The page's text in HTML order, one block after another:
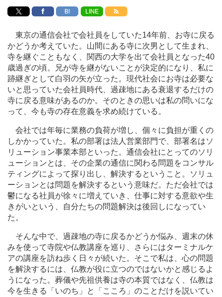
B! LINE
東京の通信会社で会社員をしていた14年前、お寺に戻る
かどうか考えていた。山間にある寺に次男として生まれ、
寺を継ぐこともなく、関西の大学を出て会社員となった40
歳過ぎの頃。兄が寺を継がないことが決定的になり、私に
跡継ぎとして白羽の矢が立った。現代社会にお寺は必要な
いと思っていた会社員時代、過疎地にある衰退するだけの
寺に戻る意味があるのか。そのときの思いは私の問いにな
って、今も寺の存在意義を求め続けている。
会社では年毎に業務の負荷が増し、個々に負担が重くの
しかかっていた。私の部署は法人営業部門で、部署名はソ
リューション事業本部といった。通信会社にとってのソリ
ューションとは、その企業の通信に関わる問題をコンサル
ティングによって探り出し、解決するということ。ソリュ
ーションとは問題を解決するという意味だ。ただ会社では
鬱になる社員が徐々に増えていき、仕事に対する意欲や生
きがいという、自分たちの問題解決は後回しになってい
た。
そんな中で、過疎地の寺に戻るかどうか悩み、週末の休
みを使って寺院や仏教講座を巡り、さらにはターミナルケ
アの講座を訪ね歩く日々が続いた。そこで私は、心の問題
を解決するには、仏教が役に立つのではないかと感じるよ
うになった。葬儀や先祖供養は寺の本質ではなく、仏教は
今を生きる「いのち」と「こころ」のことだけを説いてい